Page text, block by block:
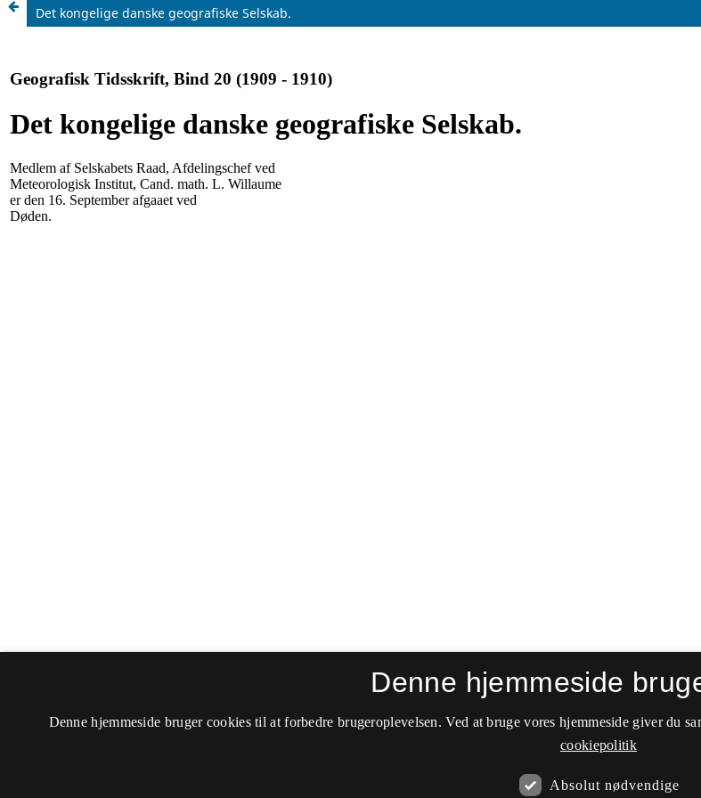
Det kongelige danske geografiske Selskab.
Denne hjemmeside
Denne hjemmeside bruger cookies til at forbedre brugeroplevelsen. Ved at bruge vores hjemmeside giver du
cookiepolitik
Absolut nødvendige